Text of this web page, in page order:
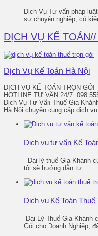
Dịch Vụ Tư vấn pháp
sự chuyên nghiệp, có
DỊCH VỤ KẾ TOÁN
Dịch Vụ Kế Toán Hà Nội
DỊCH VỤ KẾ TOÁN TRỌN
HOTLINE TƯ VẤN 24/7:
Dịch Vụ Tư Vấn Thuế Gia
Hà Nội chuyên cung cấp dịch
Dịch vụ tư vấn Kế
Đại lý thuế Gia Khánh
tôi sẽ hướng dẫn tư
Dịch vụ Kế Toán Thuế
Đại Lý Thuế Gia Khánh
Gói cho Doanh Nghiệp,